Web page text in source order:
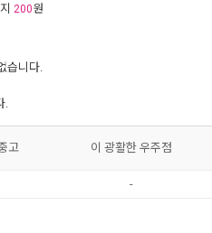
200원
습니다.
.
고 이 광활한 우주점
-